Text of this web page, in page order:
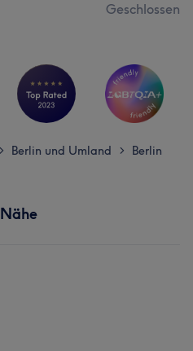
Geschlossen
> Berlin und Umland > Berlin